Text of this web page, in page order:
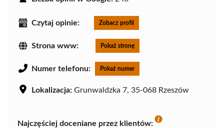
Czytaj opinie: Zobacz profil
Strona www: Pokaż stronę
Numer telefonu: Pokaż numer
Lokalizacja: Grunwaldzka 7, 35-068 Rzeszów
Najczęściej doceniane przez klientów: